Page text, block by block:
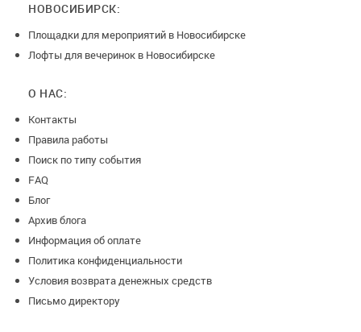
НОВОСИБИРСК:
Площадки для мероприятий в Новосибирске
Лофты для вечеринок в Новосибирске
О НАС:
Контакты
Правила работы
Поиск по типу события
FAQ
Блог
Архив блога
Информация об оплате
Политика конфиденциальности
Условия возврата денежных средств
Письмо директору